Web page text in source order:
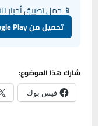
📱 حمل تطبيق أخبار
تحميل من Google Play
شارك هذا الموضوع:
فيس بوك